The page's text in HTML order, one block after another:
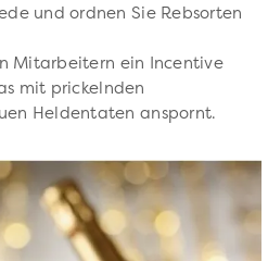
und ordnen Sie Rebsorten
Mitarbeitern ein Incentive
mit prickelnden
Heldentaten anspornt.